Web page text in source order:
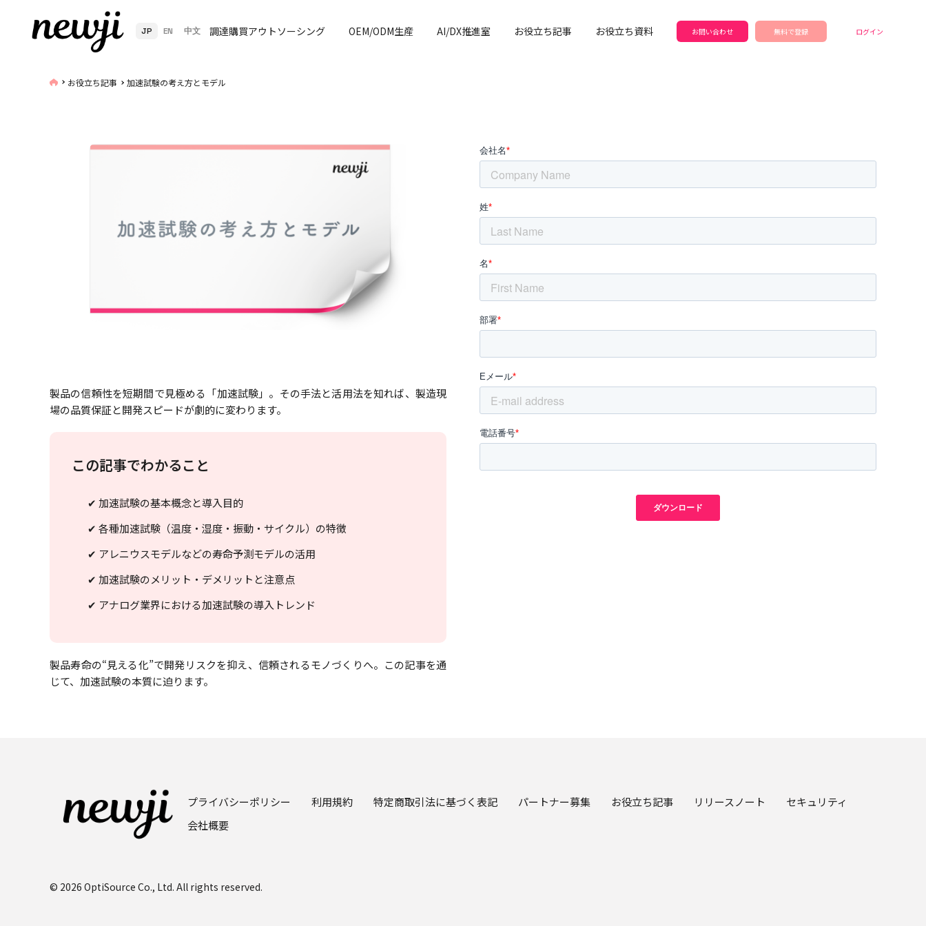
JP EN 中文 調達購買アウトソーシング OEM/ODM生産 AI/DX推進室 お役立ち記事 お役立ち資料 お問い合わせ 無料で登録 ログイン
お役立ち記事 加速試験の考え方とモデル
製品の信頼性を短期間で見極める「加速試験」。その手法と活用法を知れば、製造現
場の品質保証と開発スピードが劇的に変わります。
この記事でわかること
✔ 加速試験の基本概念と導入目的
✔ 各種加速試験（温度・湿度・振動・サイクル）の特徴
✔ アレニウスモデルなどの寿命予測モデルの活用
✔ 加速試験のメリット・デメリットと注意点
✔ アナログ業界における加速試験の導入トレンド
製品寿命の“見える化”で開発リスクを抑え、信頼されるモノづくりへ。この記事を通
じて、加速試験の本質に迫ります。
プライバシーポリシー 利用規約 特定商取引法に基づく表記 パートナー募集 お役立ち記事 リリースノート
セキュリティ
会社概要
© 2026 OptiSource Co., Ltd. All rights reserved.